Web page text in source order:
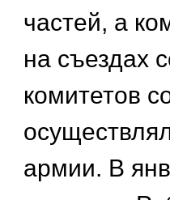
частей, а
на съездах
комитетов
армии. В